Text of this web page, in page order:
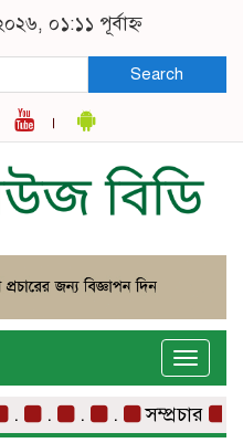
০১:১১ পূর্বাহ্ন
Search
Toggle
সম্প্রচার